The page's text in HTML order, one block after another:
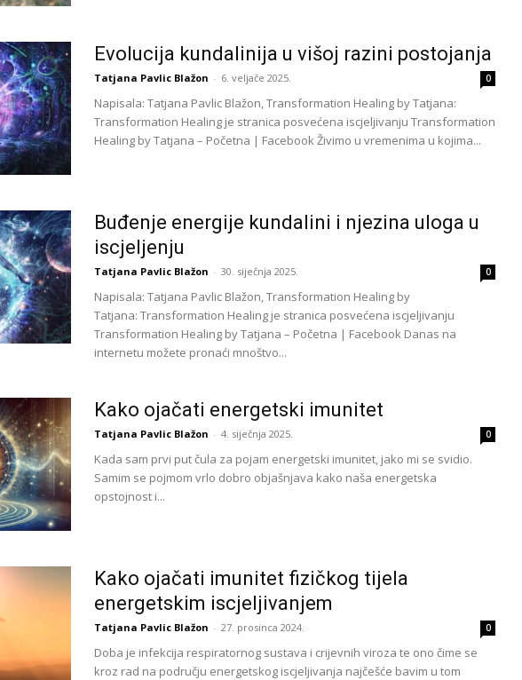
Evolucija kundalinija u višoj razini postojanja
Tatjana Pavlic Blažon - 6. veljače 2025. 0
Napisala: Tatjana Pavlic Blažon, Transformation Healing by Tatjana:
Transformation Healing je stranica posvećena iscjeljivanju Transformation
Healing by Tatjana – Početna | Facebook Živimo u vremenima u kojima...
Buđenje energije kundalini i njezina uloga u
iscjeljenju
Tatjana Pavlic Blažon - 30. siječnja 2025. 0
Napisala: Tatjana Pavlic Blažon, Transformation Healing by
Tatjana: Transformation Healing je stranica posvećena iscjeljivanju
Transformation Healing by Tatjana – Početna | Facebook Danas na
internetu možete pronaći mnoštvo...
Kako ojačati energetski imunitet
Tatjana Pavlic Blažon - 4. siječnja 2025. 0
Kada sam prvi put čula za pojam energetski imunitet, jako mi se svidio.
Samim se pojmom vrlo dobro objašnjava kako naša energetska
opstojnost i...
Kako ojačati imunitet fizičkog tijela
energetskim iscjeljivanjem
Tatjana Pavlic Blažon - 27. prosinca 2024. 0
Doba je infekcija respiratornog sustava i crijevnih viroza te ono čime se
kroz rad na području energetskog iscjeljivanja najčešće bavim u tom